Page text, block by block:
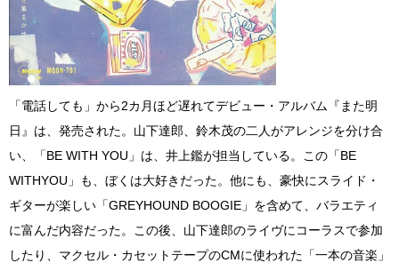
「電話しても」から2カ月ほど遅れてデビュー・アルバム『また明
日』は、発売された。山下達郎、鈴木茂の二人がアレンジを分け合
い、「BE WITH YOU」は、井上鑑が担当している。この「BE
WITHYOU」も、ぼくは大好きだった。他にも、豪快にスライド・
ギターが楽しい「GREYHOUND BOOGIE」を含めて、バラエティ
に富んだ内容だった。この後、山下達郎のライヴにコーラスで参加
したり、マクセル・カセットテープのCMに使われた「一本の音楽」